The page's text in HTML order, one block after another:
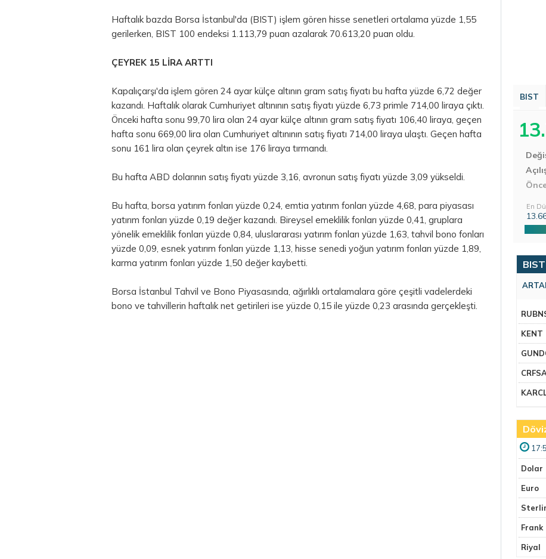
Haftalık bazda Borsa İstanbul'da (BIST) işlem gören hisse senetleri ortalama yüzde 1,55
gerilerken, BIST 100 endeksi 1.113,79 puan azalarak 70.613,20 puan oldu.
ÇEYREK 15 LİRA ARTTI
Kapalıçarşı'da işlem gören 24 ayar külçe altının gram satış fiyatı bu hafta yüzde 6,72 değer
kazandı. Haftalık olarak Cumhuriyet altınının satış fiyatı yüzde 6,73 primle 714,00 liraya çıktı.
Önceki hafta sonu 99,70 lira olan 24 ayar külçe altının gram satış fiyatı 106,40 liraya, geçen
hafta sonu 669,00 lira olan Cumhuriyet altınının satış fiyatı 714,00 liraya ulaştı. Geçen hafta
sonu 161 lira olan çeyrek altın ise 176 liraya tırmandı.
Bu hafta ABD dolarının satış fiyatı yüzde 3,16, avronun satış fiyatı yüzde 3,09 yükseldi.
Bu hafta, borsa yatırım fonları yüzde 0,24, emtia yatırım fonları yüzde 4,68, para piyasası
yatırım fonları yüzde 0,19 değer kazandı. Bireysel emeklilik fonları yüzde 0,41, gruplara
yönelik emeklilik fonları yüzde 0,84, uluslararası yatırım fonları yüzde 1,63, tahvil bono fonları
yüzde 0,09, esnek yatırım fonları yüzde 1,13, hisse senedi yoğun yatırım fonları yüzde 1,89,
karma yatırım fonları yüzde 1,50 değer kaybetti.
Borsa İstanbul Tahvil ve Bono Piyasasında, ağırlıklı ortalamalara göre çeşitli vadelerdeki
bono ve tahvillerin haftalık net getirileri ise yüzde 0,15 ile yüzde 0,23 arasında gerçekleşti.
BIST
En
KENT
Dolar
Euro
Frank
Riyal